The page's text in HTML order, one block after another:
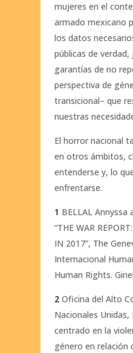
mujeres en el
armado mexicano
los datos
públicas de
garantías de no
perspectiva de
transicional– que
nuestras
El horror nacional
en otros ámbitos,
entenderse y, lo
enfrentarse.
1 BELLAL Annyssa
“THE WAR
IN 2017”, The
Internacional
Human Rights.
2Oficina del Alto
Nacionales
centrado en la
género en relación